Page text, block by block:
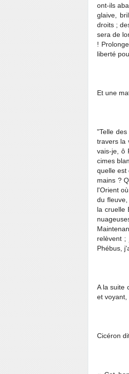
ont-ils
glaive,
droits ;
sera de
!
liberté
Et une
"Telle
travers la
vais-je, ô
cimes
quelle est
mains ?
l'Orient
du
la cruelle
relèvent ;
Phébus,
A la suite
et voyant,
Cicéron